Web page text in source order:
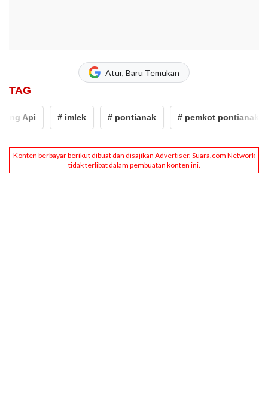
Atur, Baru Temukan
TAG
Api # imlek # pontianak # pemkot pontianak